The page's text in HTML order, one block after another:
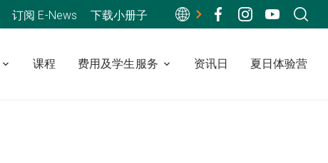
订阅 E-News 下载小册子
课程 费用及学生服务 资讯日 夏日体验营